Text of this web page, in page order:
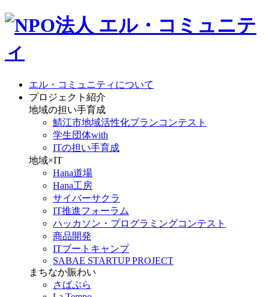
エル・コミュニティについて
プロジェクト紹介
地域の担い手育成
鯖江市地域活性化プランコンテスト
学生団体with
ITの担い手育成
地域×IT
Hana道場
Hana工房
サイバーサクラ
IT推進フォーラム
ハッカソン・プログラミングコンテスト
商品開発
ITブートキャンプ
SABAE STARTUP PROJECT
まちなか賑わい
さばぷら